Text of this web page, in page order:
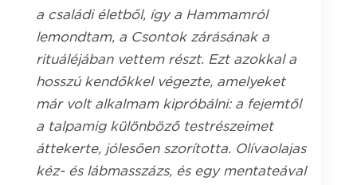
a családi életből, így a Hammamról
lemondtam, a Csontok zárásának a
rituáléjában vettem részt. Ezt azokkal a
hosszú kendőkkel végezte, amelyeket
már volt alkalmam kipróbálni: a fejemtől
a talpamig különböző testrészeimet
áttekerte, jólesően szorította. Olívaolajas
kéz- és lábmasszázs, és egy mentateával